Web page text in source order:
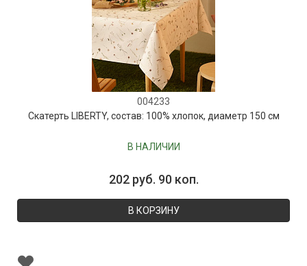
004233
Скатерть LIBERTY, состав: 100% хлопок, диаметр 150 см
В НАЛИЧИИ
202 руб. 90 коп.
В КОРЗИНУ